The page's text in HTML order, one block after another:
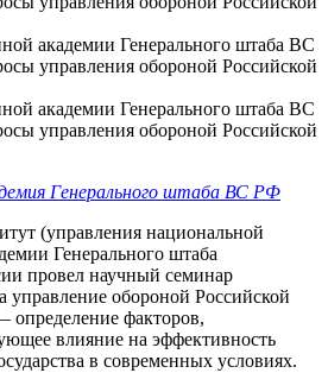
Генерального штаба ВС РФ
(управления национальной
Генерального штаба
провел научный семинар
обороной Российской
факторов,
влияние на эффективность
в современных условиях.